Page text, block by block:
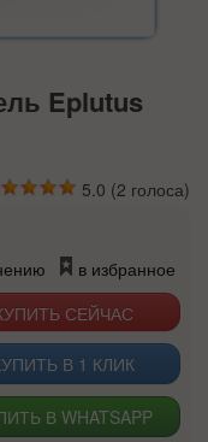
Eplutus
5.0 (2 голоса)
в избранное
В 1 КЛИК
В WHATSAPP